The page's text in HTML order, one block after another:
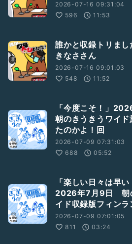
2026-07-16 09:31:04
596
11:53
誰かと収録トリま
きなささん
2026-07-16 09:01:03
548
11:52
「今度こそ！」
朝のきうきうワイ
たのかよ！回
2026-07-09 07:31:03
688
05:52
「楽しい日々は早い
2026年7月9日 朝
イド収録版フィンラ
2026-07-09 07:01:05
811
03:24